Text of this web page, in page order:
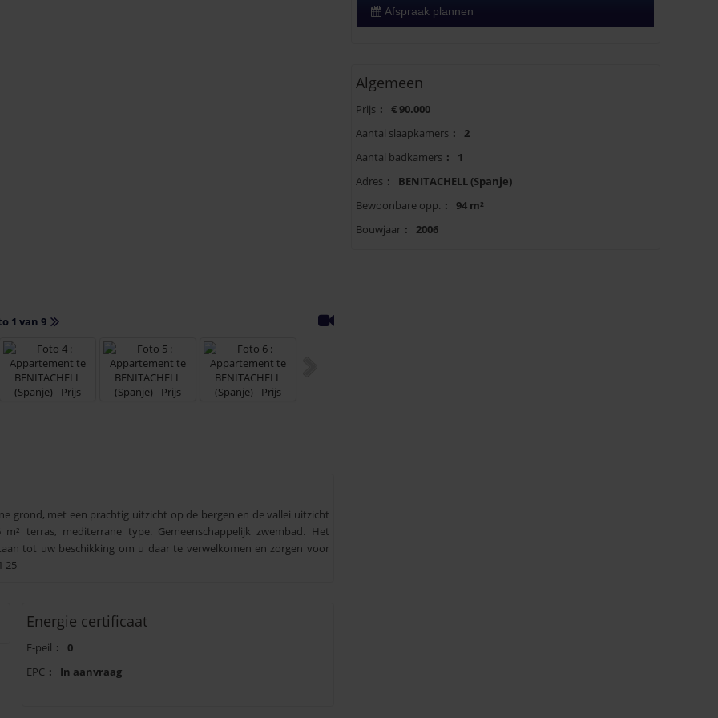
1 van 9
Afspraak plannen
Algemeen
Prijs :
€ 90.000
Aantal slaapkamers :
2
Aantal badkamers :
1
Adres :
BENITACHELL (Spanje)
Bewoonbare opp. :
94 m²
Bouwjaar : 2006
grond, met een prachtig uitzicht op de bergen en de vallei uitzicht
terras, mediterrane type. Gemeenschappelijk zwembad. Het
​​tot uw beschikking om u daar te verwelkomen en zorgen voor
25
Energie certificaat
E-peil :
0
EPC : In aanvraag